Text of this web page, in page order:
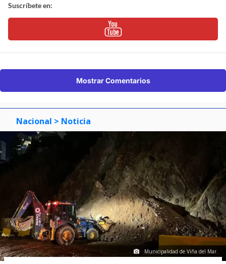
Suscríbete en:
Mostrar Comentarios
Nacional > Noticia
Municipalidad de Viña del Mar.